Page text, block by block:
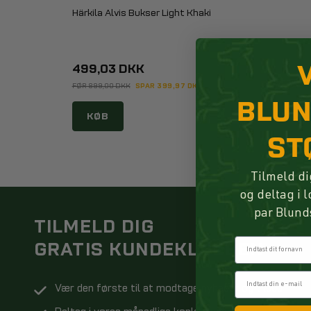
Härkila Alvis Bukser Light Khaki
499,03 DKK
FØR 899,00 DKK SPAR 399,97 DKK
KØB
TILMELD DIG
GRATIS KUNDEKLUBBEN
Vær den første til at modtage nyheder og tilbud
Tilmeld
og deltag i
par
Fornavn